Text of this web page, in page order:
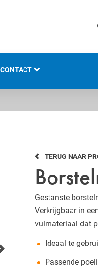
CONTACT
TERUG NAAR
Gestanste
Verkrijgbaar in
vulmateriaal dat
Ideaal te
Passende